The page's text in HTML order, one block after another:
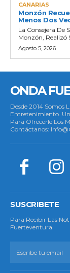
CANARIAS
Monzón
Menos Dos
La Consejera De
Monzón, Realizó
Agosto 5, 2026
ONDA
Desde 2014 Somos
Entretenimiento.
Para Ofrecerle Los
Contáctanos:
SUSCRIBETE
Para Recibir Las
Fuerteventura.